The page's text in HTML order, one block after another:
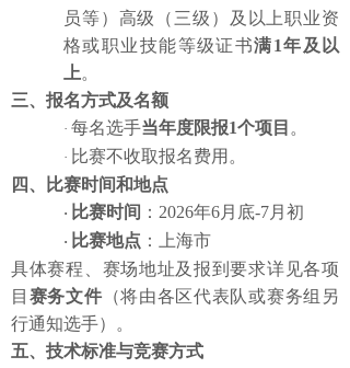
员等） 高级（三级）及以上职业资
格或职业技能等级证书满1年及以
上。
三、报名方式及名额
· 每名选手当年度限报1个项目 。
· 比赛不收取报名费用。
四、比赛时间和地点
· 比赛时间 ： 2026年6月底-7月 初
· 比赛地点 ：上海市
具体赛程、赛场地址及报到要求详见各项
目 赛务文件 （将由各区代表队或赛务组另
行通知选手）。
五、技术标准与竞赛方式